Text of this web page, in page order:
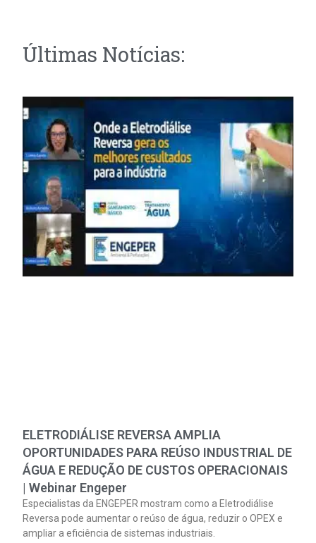
Últimas Notícias:
ELETRODIÁLISE REVERSA AMPLIA
OPORTUNIDADES PARA REÚSO INDUSTRIAL DE
ÁGUA E REDUÇÃO DE CUSTOS OPERACIONAIS
| Webinar Engeper
Especialistas da ENGEPER mostram como a Eletrodiálise
Reversa pode aumentar o reúso de água, reduzir o OPEX e
ampliar a eficiência de sistemas industriais.